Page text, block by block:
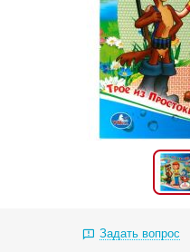
Задать вопрос